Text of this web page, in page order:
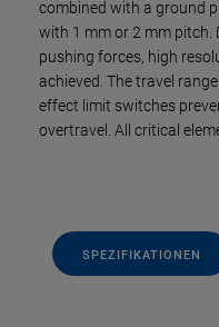
combined with a ground
with 1 mm or 2 mm pitch.
pushing forces, high
achieved. The travel
effect limit switches
overtravel. All critical
SPEZIFIKATIONEN